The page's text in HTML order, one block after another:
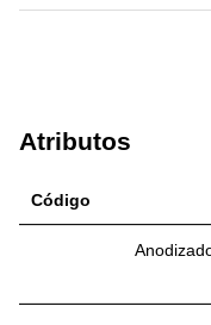
Atributos
Código